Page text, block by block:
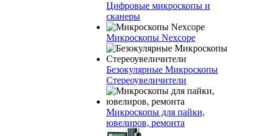
Цифровые микроскопы и
сканеры
Микроскопы Nexcope
Безокулярные Микроскопы
Стереоувеличители
Микроскопы для пайки,
ювелиров, ремонта